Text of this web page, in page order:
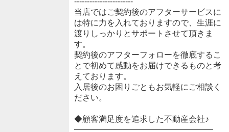
当店ではご契約後のアフターサービスに
は特に力を入れておりますので、生涯に
渡りしっかりとサポートさせて頂きま
す。
契約後のアフターフォローを徹底するこ
とで初めて感動をお届けできるものと考
えております。
入居後のお困りごともお気軽にご相談く
ださい。
◆顧客満足度を追求した不動産会社♪
━━━━━━━━━━━━━━━━━